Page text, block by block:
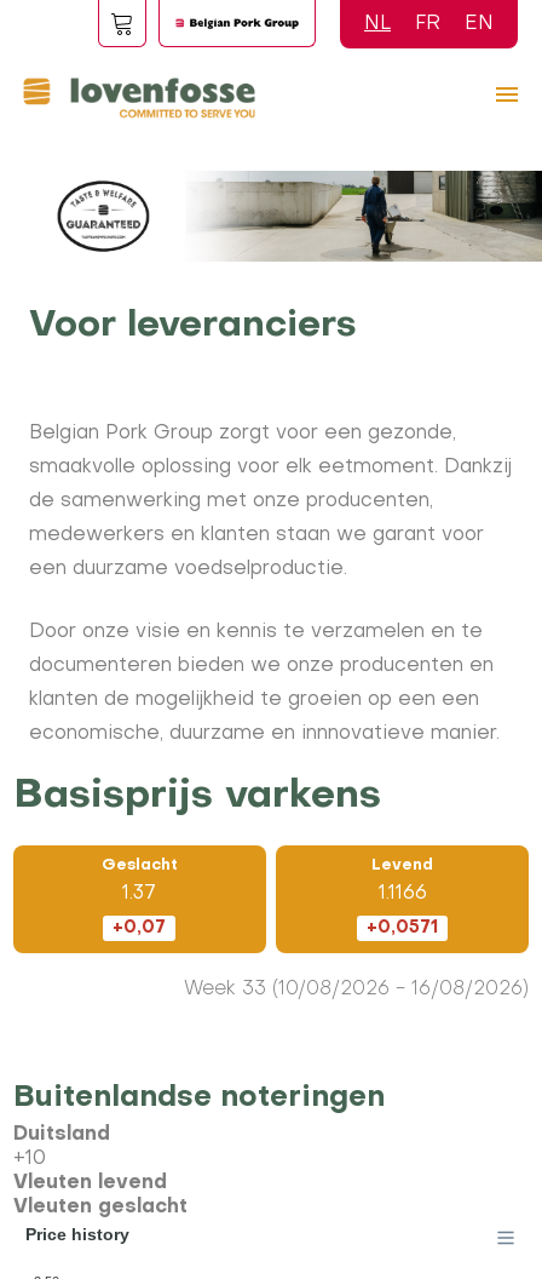
de
inhoud
NL FR EN
Voor leveranciers
Belgian Pork Group zorgt voor een gezonde,
smaakvolle oplossing voor elk eetmoment. Dankzij
de samenwerking met onze producenten,
medewerkers en klanten staan we garant voor
een duurzame voedselproductie.
Door onze visie en kennis te verzamelen en te
documenteren bieden we onze producenten en
klanten de mogelijkheid te groeien op een een
economische, duurzame en innnovatieve manier.
Basisprijs varkens
Geslacht
1.37
+0,07
Levend
1.1166
+0,0571
Week 33 (10/08/2026 - 16/08/2026)
Buitenlandse noteringen
Duitsland
+10
Vleuten levend
Vleuten geslacht
Price history